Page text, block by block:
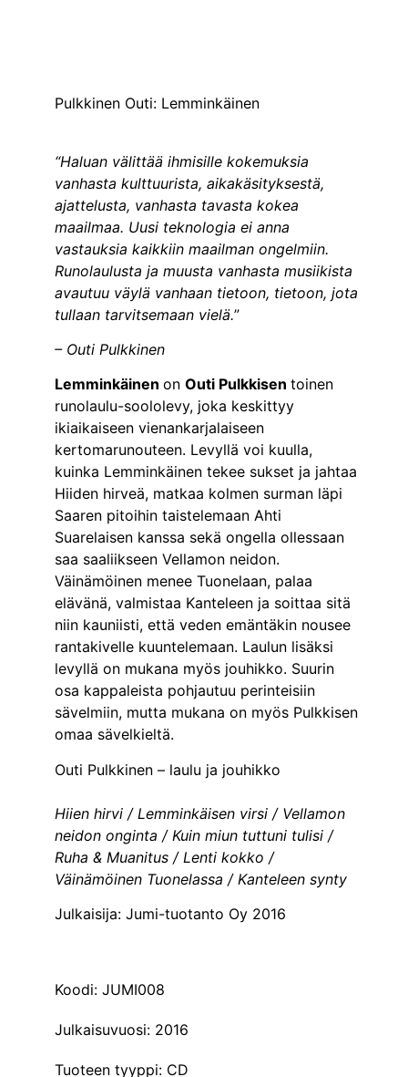
Pulkkinen Outi: Lemminkäinen
“Haluan välittää ihmisille kokemuksia
vanhasta kulttuurista, aikakäsityksestä,
ajattelusta, vanhasta tavasta kokea
maailmaa. Uusi teknologia ei anna
vastauksia kaikkiin maailman ongelmiin.
Runolaulusta ja muusta vanhasta musiikista
avautuu väylä vanhaan tietoon, tietoon, jota
tullaan tarvitsemaan vielä.”
– Outi Pulkkinen
Lemminkäinen on Outi Pulkkisen toinen
runolaulu-soololevy, joka keskittyy
ikiaikaiseen vienankarjalaiseen
kertomarunouteen. Levyllä voi kuulla,
kuinka Lemminkäinen tekee sukset ja jahtaa
Hiiden hirveä, matkaa kolmen surman läpi
Saaren pitoihin taistelemaan Ahti
Suarelaisen kanssa sekä ongella ollessaan
saa saaliikseen Vellamon neidon.
Väinämöinen menee Tuonelaan, palaa
elävänä, valmistaa Kanteleen ja soittaa sitä
niin kauniisti, että veden emäntäkin nousee
rantakivelle kuuntelemaan. Laulun lisäksi
levyllä on mukana myös jouhikko. Suurin
osa kappaleista pohjautuu perinteisiin
sävelmiin, mutta mukana on myös Pulkkisen
omaa sävelkieltä.
Outi Pulkkinen – laulu ja jouhikko
Hiien hirvi / Lemminkäisen virsi / Vellamon
neidon onginta / Kuin miun tuttuni tulisi /
Ruha & Muanitus / Lenti kokko /
Väinämöinen Tuonelassa / Kanteleen synty
Julkaisija: Jumi-tuotanto Oy 2016
Koodi: JUMI008
Julkaisuvuosi: 2016
Tuoteen tyyppi: CD